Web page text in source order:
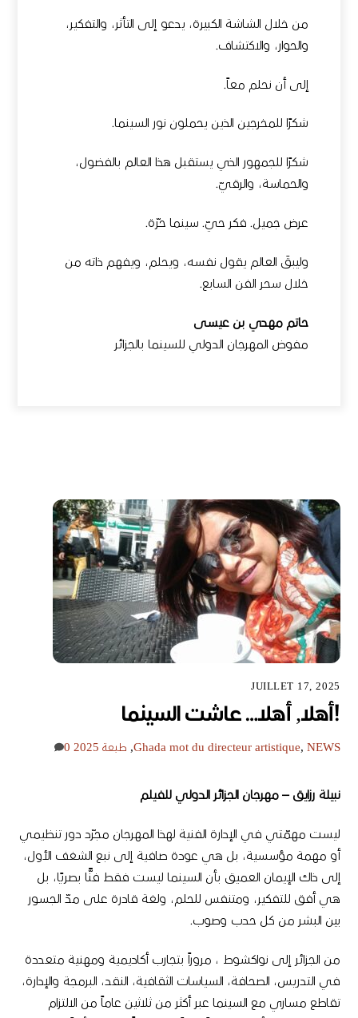
من خلال الشاشة الكبيرة، يدعو إلى التأثر، والتفكير،
والحوار، والاكتشاف.
إلى أن نحلم معاً.
شكرًا للمخرجين الذين يحملون نور السينما.
شكرًا للجمهور الذي يستقبل هذا العالم بالفضول،
والحماسة، والرقيّ.
عرض جميل. فكر حيّ. سينما حرّة.
وليبقَ العالم يقول نفسه، ويحلم، ويفهم ذاته من
خلال سحر الفن السابع.
حاتم مهدي بن عيسى
مفوض المهرجان الدولي للسينما بالجزائر
JUILLET 17, 2025
!أهلا, أهلا… عاشت السينما
Ghada mot du directeur artistique, NEWS
, طبعة 2025 0
نبيلة رزايق –مهرجان الجزائر الدولي للفيلم
ليست مهمّتي في الإدارة الفنية لهذا المهرجان مجرّد دور تنظيمي
أو مهمة مؤسسية، بل هي عودة صافية إلى نبع الشغف الأول،
إلى ذاك الإيمان العميق بأن السينما ليست فقط فنًّا بصريًا، بل
هي أفق للتفكير، ومتنفس للحلم، ولغة قادرة على مدّ الجسور
بين البشر من كل حدب وصوب.
من الجزائر إلى نواكشوط ، مروراً بتجارب أكاديمية ومهنية متعددة
في التدريس، الصحافة، السياسات الثقافية، النقد، البرمجة والإدارة،
تقاطع مساري مع السينما عبر أكثر من ثلاثين عاماً من الالتزام